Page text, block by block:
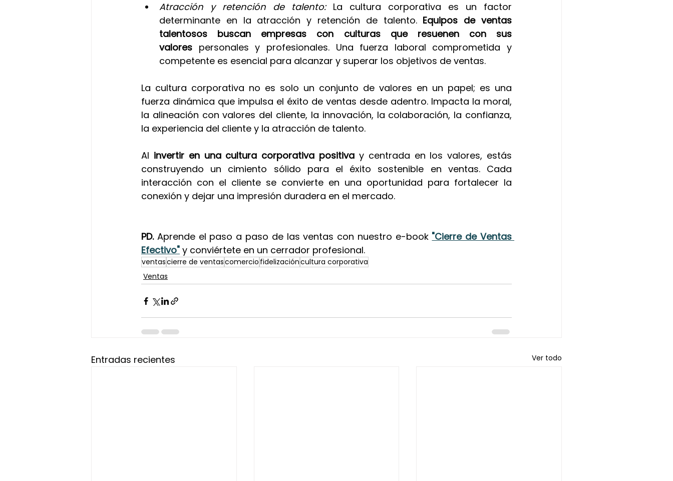
Atracción y retención de talento: La cultura corporativa es un factor
determinante en la atracción y retención de talento. Equipos de ventas
talentosos buscan empresas con culturas que resuenen con sus
valores personales y profesionales. Una fuerza laboral comprometida y
competente es esencial para alcanzar y superar los objetivos de ventas.
La cultura corporativa no es solo un conjunto de valores en un papel; es una
fuerza dinámica que impulsa el éxito de ventas desde adentro. Impacta la moral,
la alineación con valores del cliente, la innovación, la colaboración, la confianza,
la experiencia del cliente y la atracción de talento.
Al invertir en una cultura corporativa positiva y centrada en los valores, estás
construyendo un cimiento sólido para el éxito sostenible en ventas. Cada
interacción con el cliente se convierte en una oportunidad para fortalecer la
conexión y dejar una impresión duradera en el mercado.
PD. Aprende el paso a paso de las ventas con nuestro e-book "Cierre de Ventas
Efectivo" y conviértete en un cerrador profesional.
ventascierre de ventascomercio fidelizacióncultura corporativa
Ventas
Entradas recientes Ver todo